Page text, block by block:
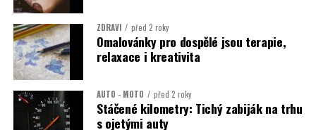
ZDRAVÍ před 2 roky
Omalovánky pro dospělé jsou terapie,
relaxace i kreativita
AUTO - MOTO před 2 roky
Stáčené kilometry: Tichý zabiják na trhu
s ojetými auty